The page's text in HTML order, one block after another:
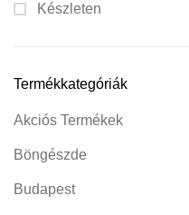
Készleten
Termékkategóriák
Akciós Termékek
Böngészde
Budapest